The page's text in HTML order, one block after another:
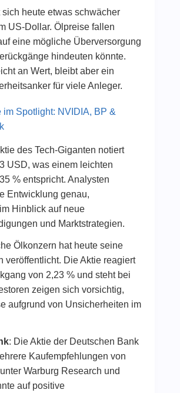
sich heute etwas schwächer
US-Dollar. Ölpreise fallen
eine mögliche Überversorgung
hindeuten könnte.
an Wert, bleibt aber ein
für viele Anleger.
im Spotlight: NVIDIA, BP &
des Tech-Giganten notiert
USD, was einem leichten
% entspricht. Analysten
Entwicklung genau,
Hinblick auf neue
und Marktstrategien.
Ölkonzern hat heute seine
veröffentlicht. Die Aktie reagiert
von 2,23 % und steht bei
zeigen sich vorsichtig,
aufgrund von Unsicherheiten im
: Die Aktie der Deutschen Bank
Kaufempfehlungen von
Warburg Research und
auf positive